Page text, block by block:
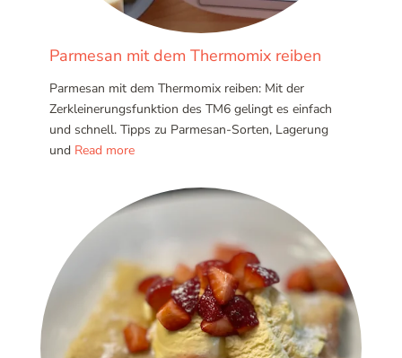
Parmesan mit dem Thermomix reiben
Parmesan mit dem Thermomix reiben: Mit der
Zerkleinerungsfunktion des TM6 gelingt es einfach
und schnell. Tipps zu Parmesan-Sorten, Lagerung
und Read more